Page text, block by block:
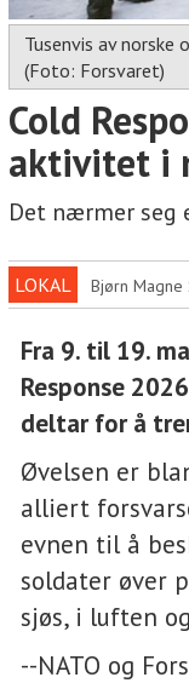
Tusenvis av
(Foto: Forsvaret)
Cold
aktivitet i
Det nærmer
LOKAL Bjørn Magne
Fra 9. til 19.
Response
deltar for å
Øvelsen er
alliert
evnen til å
soldater øver
sjøs, i luften
--NATO og